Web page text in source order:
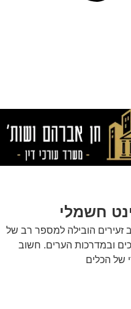
חשמלי
זעירים הובילה למספר רב של
ובמדרכות הערים. חשוב
של הכלים